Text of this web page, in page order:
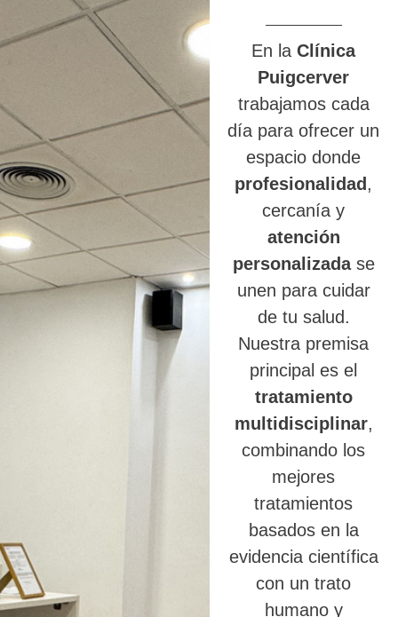
En laClínica
Puigcerver
trabajamos cada
día para ofrecer un
espacio donde
profesionalidad ,
cercanía y
atención
personalizadase
unen para cuidar
de tu salud.
Nuestra premisa
principal es el
tratamiento
multidisciplinar,
combinando los
mejores
tratamientos
basados en la
evidencia científica
con un trato
humano y